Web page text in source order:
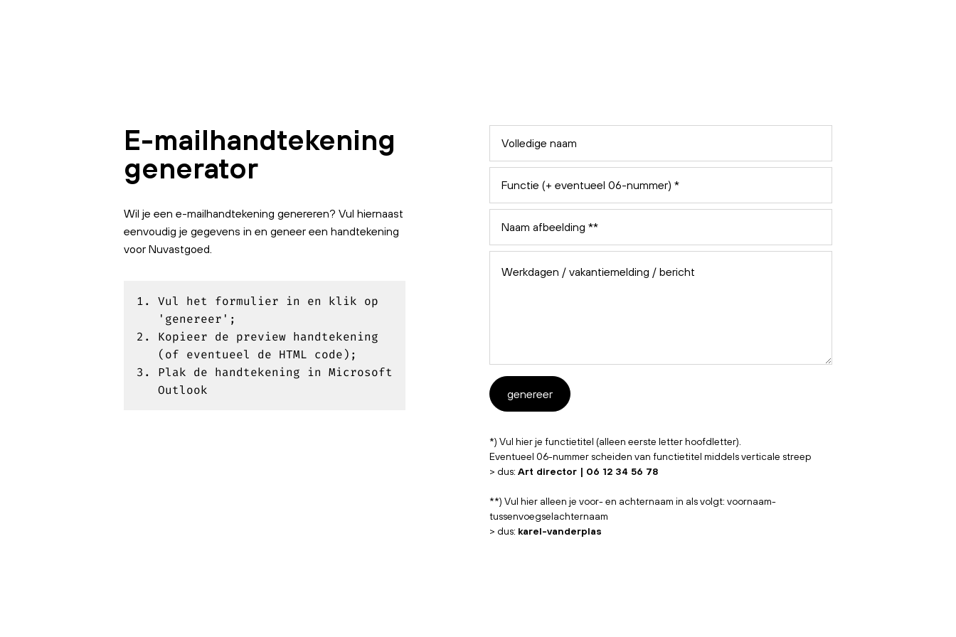
E-mailhandtekening
generator
Wil je een e-mailhandtekening genereren? Vul hiernaast
eenvoudig je gegevens in en geneer een handtekening
voor Nuvastgoed.
Vul het formulier in en klik op
'genereer';
Kopieer de preview handtekening
(of eventueel de HTML code);
Plak de handtekening in Microsoft
Outlook
genereer
*) Vul hier je functietitel (alleen eerste letter hoofdletter).
Eventueel 06-nummer scheiden van functietitel middels verticale streep
> dus: Art director | 06 12 34 56 78
**) Vul hier alleen je voor- en achternaam in als volgt: voornaam-
tussenvoegselachternaam
> dus: karel-vanderplas